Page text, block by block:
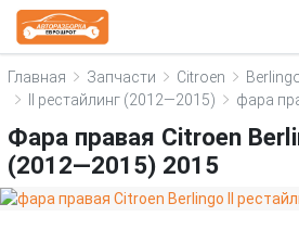
Главная Запчасти Citroen
II рестайлинг (2012—2015)
фара
Фара правая Citroen
(2012—2015) 2015